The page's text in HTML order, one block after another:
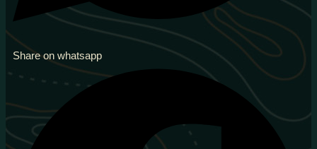
Share on whatsapp